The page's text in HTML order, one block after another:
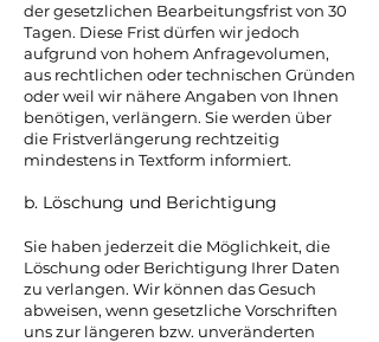
der gesetzlichen Bearbeitungsfrist von 30
Tagen. Diese Frist dürfen wir jedoch
aufgrund von hohem Anfragevolumen,
aus rechtlichen oder technischen Gründen
oder weil wir nähere Angaben von Ihnen
benötigen, verlängern. Sie werden über
die Fristverlängerung rechtzeitig
mindestens in Textform informiert.
b. Löschung und Berichtigung
Sie haben jederzeit die Möglichkeit, die
Löschung oder Berichtigung Ihrer Daten
zu verlangen. Wir können das Gesuch
abweisen, wenn gesetzliche Vorschriften
uns zur längeren bzw. unveränderten